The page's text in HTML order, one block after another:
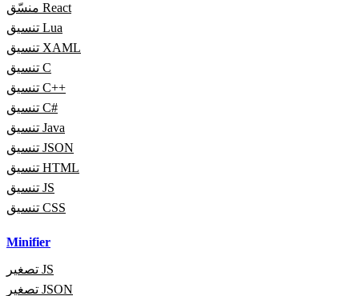
منسّق React
تنسيق Lua
تنسيق XAML
تنسيق C
تنسيق C++
تنسيق C#
تنسيق Java
تنسيق JSON
تنسيق HTML
تنسيق JS
تنسيق CSS
Minifier
تصغير JS
تصغير JSON